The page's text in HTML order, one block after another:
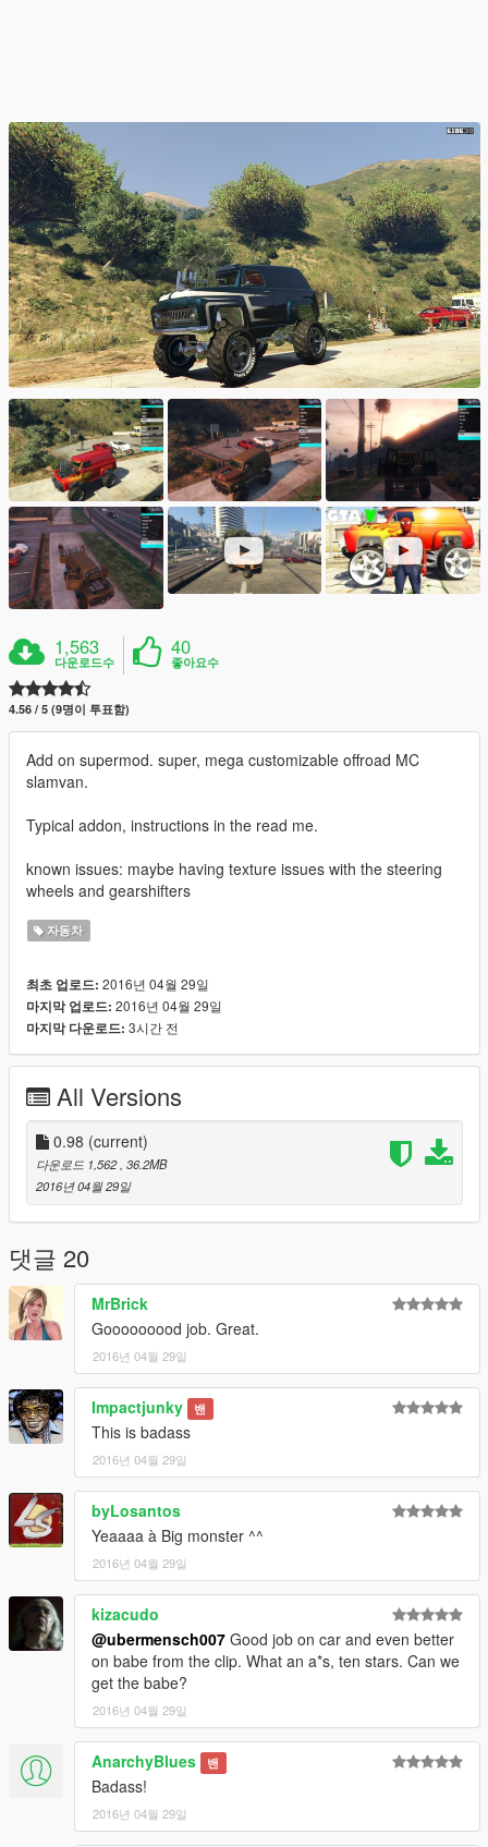
1,563
다운로드수
40
좋아요수
4.56 / 5 (9명이 투표함)
Add on supermod. super, mega customizable offroad MC
slamvan.
Typical addon, instructions in the read me.
known issues: maybe having texture issues with the steering
wheels and gearshifters
자동차
최초 업로드: 2016년 04월 29일
마지막 업로드: 2016년 04월 29일
마지막 다운로드: 3시간 전
All Versions
0.98 (current)
다운로드 1,562 , 36.2MB
2016년 04월 29일
댓글 20
MrBrick
Gooooooood job. Great.
2016년 04월 29일
Impactjunky 밴
This is badass
2016년 04월 29일
byLosantos
Yeaaaa à Big monster ^^
2016년 04월 29일
kizacudo
@ubermensch007 Good job on car and even better
on babe from the clip. What an a*s, ten stars. Can we
get the babe?
2016년 04월 29일
AnarchyBlues 밴
Badass!
2016년 04월 29일